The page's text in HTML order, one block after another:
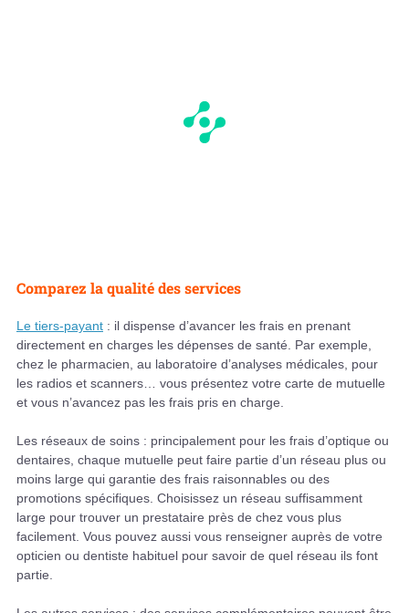
Comparez la qualité des services
Le tiers-payant : il dispense d’avancer les frais en prenant
directement en charges les dépenses de santé. Par exemple,
chez le pharmacien, au laboratoire d’analyses médicales, pour
les radios et scanners… vous présentez votre carte de mutuelle
et vous n’avancez pas les frais pris en charge.
Les réseaux de soins : principalement pour les frais d’optique ou
dentaires, chaque mutuelle peut faire partie d’un réseau plus ou
moins large qui garantie des frais raisonnables ou des
promotions spécifiques. Choisissez un réseau suffisamment
large pour trouver un prestataire près de chez vous plus
facilement. Vous pouvez aussi vous renseigner auprès de votre
opticien ou dentiste habituel pour savoir de quel réseau ils font
partie.